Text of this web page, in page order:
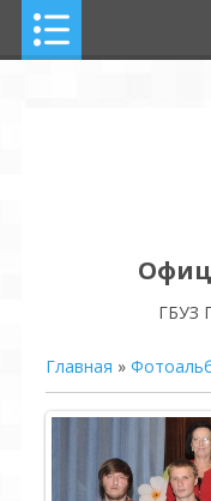
ГБУЗ
Главная »